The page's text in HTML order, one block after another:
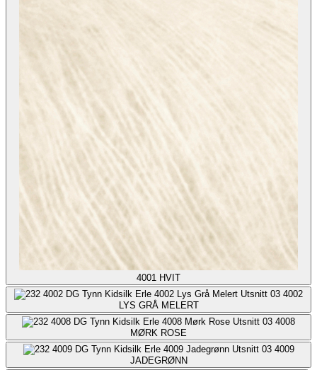
4001 HVIT
4002
LYS GRÅ MELERT
4008
MØRK ROSE
4009
JADEGRØNN